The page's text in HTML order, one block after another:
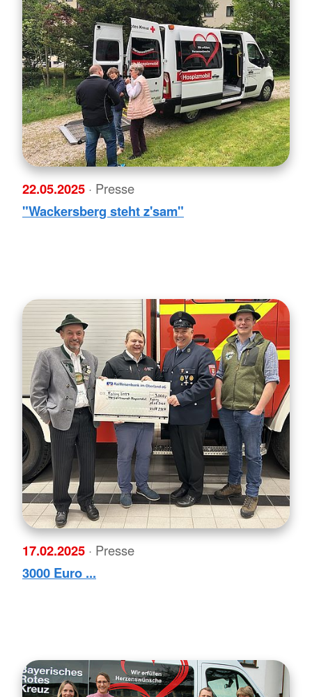
22.05.2025 · Presse
"Wackersberg steht z'sam"
17.02.2025 · Presse
3000 Euro ...